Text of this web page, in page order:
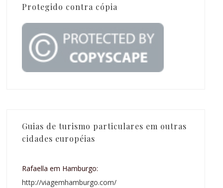
Protegido contra cópia
Guias de turismo particulares em outras
cidades européias
Rafaella em Hamburgo:
http://viagemhamburgo.com/